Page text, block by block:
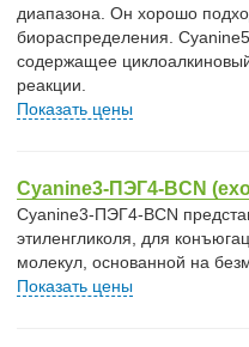
диапазона. Он хорошо
биораспределения.
содержащее
реакции.
Показать цены
Cyanine3-ПЭГ4-BCN
Cyanine3-ПЭГ4-BCN
этиленгликоля, для
молекул, основанной на
Показать цены